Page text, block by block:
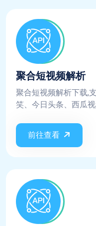
聚合短视频解析
聚合短视频解析下载,
笑、今日头条、西瓜
光宽频、全民K歌、刷
哔哩哔哩、最右、皮
前往查看